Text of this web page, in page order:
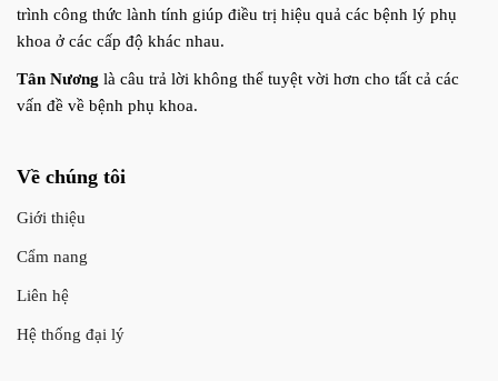
trình công thức lành tính giúp điều trị hiệu quả các bệnh lý phụ
khoa ở các cấp độ khác nhau.
Tân Nương là câu trả lời không thể tuyệt vời hơn cho tất cả các
vấn đề về bệnh phụ khoa.
Về chúng tôi
Giới thiệu
Cẩm nang
Liên hệ
Hệ thống đại lý